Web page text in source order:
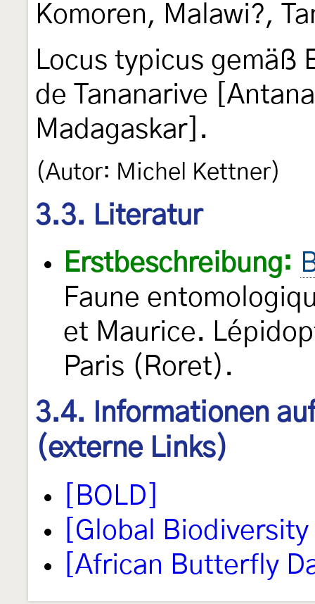
Komoren, Malawi?,
Locus typicus gemäß
de Tananarive
Madagaskar].
(Autor: Michel Kettner)
3.3. Literatur
Erstbeschreibung:
Faune
et Maurice.
Paris (Roret).
3.4. Informationen
(externe Links)
[BOLD]
[Global
[African Butterfly